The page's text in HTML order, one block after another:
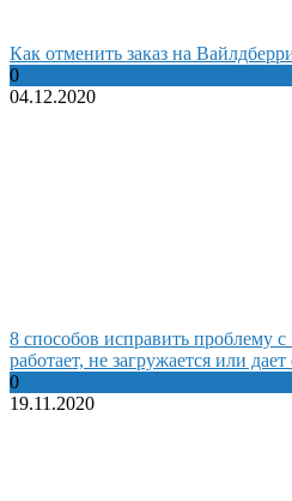
Как отменить заказ на
0
04.12.2020
8 способов исправить проблему
работает, не загружается или дает
0
19.11.2020